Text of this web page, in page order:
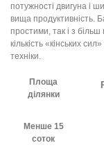
потужності двигуна і
вища продуктивність.
простими, так і з
кількість «кінських
техніки.
Площа
ділянки
Менше 15
соток